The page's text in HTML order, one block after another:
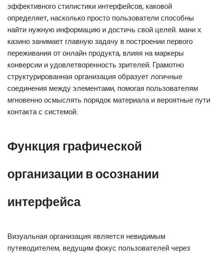
эффективного стилистики интерфейсов, каковой
определяет, насколько просто пользователи способны
найти нужную информацию и достичь свой целей. мани х
казино занимает главную задачу в построении первого
переживания от онлайн продукта, влияя на маркеры
конверсии и удовлетворенность зрителей. Грамотно
структурированная организация образует логичные
соединения между элементами, помогая пользователям
мгновенно осмыслять порядок материала и вероятные пути
контакта с системой.
Функция графической
организации в осознании
интерфейса
Визуальная организация является невидимым
путеводителем, ведущим фокус пользователей через